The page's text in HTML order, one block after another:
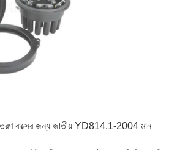
বাক্সের জন্য জাতীয় YD814.1-2004 মান